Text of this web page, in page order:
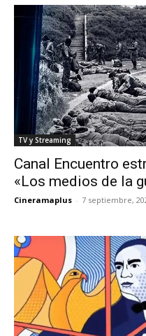
TV y Streaming
Canal Encuentro
«Los medios de la
Cineramaplus - 7 septiembre,